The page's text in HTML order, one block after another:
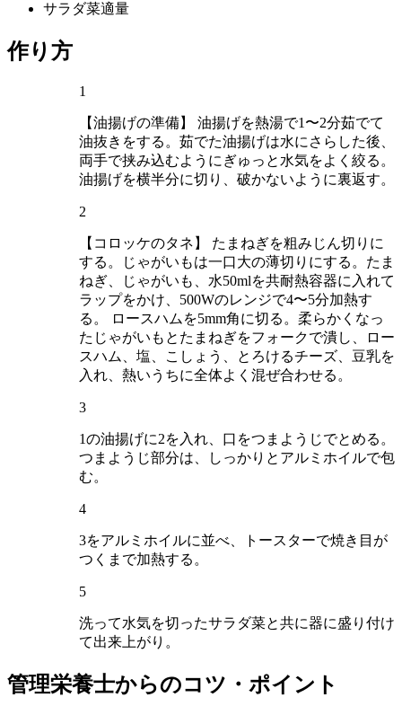
サラダ菜適量
作り方
1
【油揚げの準備】 油揚げを熱湯で1〜2分茹でて
油抜きをする。茹でた油揚げは水にさらした後、
両手で挟み込むようにぎゅっと水気をよく絞る。
油揚げを横半分に切り、破かないように裏返す。
2
【コロッケのタネ】 たまねぎを粗みじん切りに
する。じゃがいもは一口大の薄切りにする。たま
ねぎ、じゃがいも、水50mlを共耐熱容器に入れて
ラップをかけ、500Wのレンジで4〜5分加熱す
る。 ロースハムを5mm角に切る。柔らかくなっ
たじゃがいもとたまねぎをフォークで潰し、ロー
スハム、塩、こしょう、とろけるチーズ、豆乳を
入れ、熱いうちに全体よく混ぜ合わせる。
3
1の油揚げに2を入れ、口をつまようじでとめる。
つまようじ部分は、しっかりとアルミホイルで包
む。
4
3をアルミホイルに並べ、トースターで焼き目が
つくまで加熱する。
5
洗って水気を切ったサラダ菜と共に器に盛り付け
て出来上がり。
管理栄養士からのコツ・ポイント